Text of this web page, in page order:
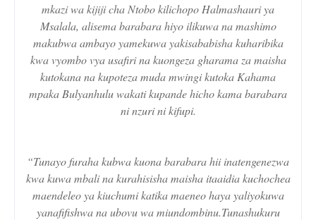
mkazi wa kijiji cha Ntobo kilichopo Halmashauri ya
Msalala, alisema barabara hiyo ilikuwa na mashimo
makubwa ambayo yamekuwa yakisababisha kuharibika
kwa vyombo vya usafiri na kuongeza gharama za maisha
kutokana na kupoteza muda mwingi kutoka Kahama
mpaka Bulyanhulu wakati kupande hicho kama barabara
ni nzuri ni kifupi.
“Tunayo furaha kubwa kuona barabara hii inatengenezwa
kwa kuwa mbali na kurahisisha maisha itaaidia kuchochea
maendeleo ya kiuchumi katika maeneo haya yaliyokuwa
yanafifishwa na ubovu wa miundombinu.Tunashukuru